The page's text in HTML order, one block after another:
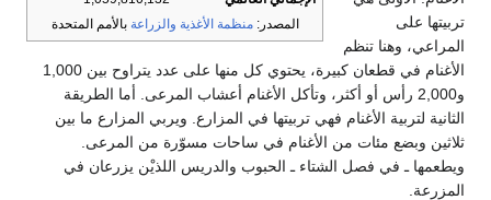
المصدر:منظمة الأغذية والزراعة بالأمم المتحدة
تربيتها على
المراعي، وهنا تنظم
الأغنام في قطعان كبيرة، يحتوي كل منها على عدد يتراوح بين 1,000
و2,000 رأس أو أكثر، وتأكل الأغنام أعشاب المرعى. أما الطريقة
الثانية لتربية الأغنام فهي تربيتها في المزارع. ويربي المزارع ما بين
ثلاثين وبضع مئات من الأغنام في ساحات مسوّرة من المرعى.
ويطعمها ـ في فصل الشتاء ـ الحبوب والدريس اللذيْن يزرعان في
المزرعة.